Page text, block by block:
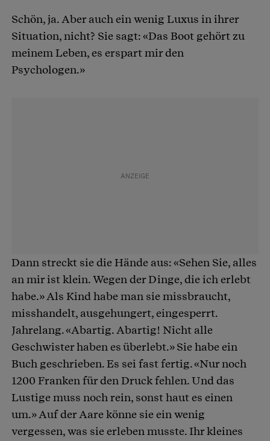
Schön, ja. Aber auch ein wenig Luxus in ihrer
Situation, nicht? Sie sagt: «Das Boot gehört zu
meinem Leben, es erspart mir den
Psychologen.»
Dann streckt sie die Hände aus: «Sehen Sie, alles
an mir ist klein. Wegen der Dinge, die ich erlebt
habe.» Als Kind habe man sie missbraucht,
misshandelt, ausgehungert, eingesperrt.
Jahrelang. «Abartig. Abartig! Nicht alle
Geschwister haben es überlebt.» Sie habe ein
Buch geschrieben. Es sei fast fertig. «Nur noch
1200 Franken für den Druck fehlen. Und das
Lustige muss noch rein, sonst haut es einen
um.» Auf der Aare könne sie ein wenig
vergessen, was sie erleben musste. Ihr kleines